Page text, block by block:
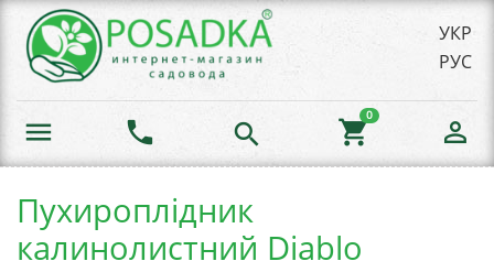
УКР
РУС
menu phone search shopping_cart
0
person_outline
Пухироплідник
калинолистний Diablo